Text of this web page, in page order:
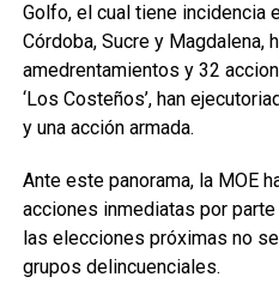
Golfo, el cual tiene incidencia
Córdoba, Sucre y Magdalena,
amedrentamientos y 32
‘Los Costeños’, han
y una acción armada.
Ante este panorama, la MOE
acciones inmediatas por
las elecciones próximas no
grupos delincuenciales.